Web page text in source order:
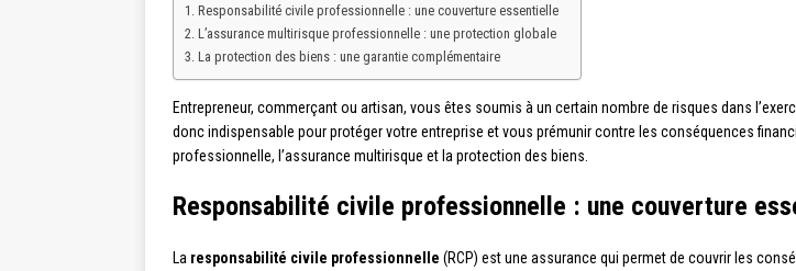
Responsabilité civile professionnelle : une couverture essentielle
L’assurance multirisque professionnelle : une protection globale
La protection des biens : une garantie complémentaire
Entrepreneur, commerçant ou artisan, vous êtes soumis à un certain nombre de risques dans
donc indispensable pour protéger votre entreprise et vous prémunir contre les conséquences
professionnelle, l’assurance multirisque et la protection des biens.
Responsabilité civile professionnelle : une couverture
La responsabilité civile professionnelle (RCP) est une assurance qui permet de couvrir les